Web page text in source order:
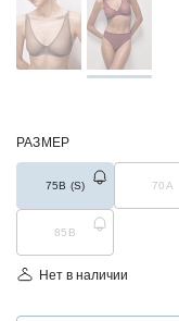
РАЗМЕР
75B (S) 70A
85B
Нет в наличии